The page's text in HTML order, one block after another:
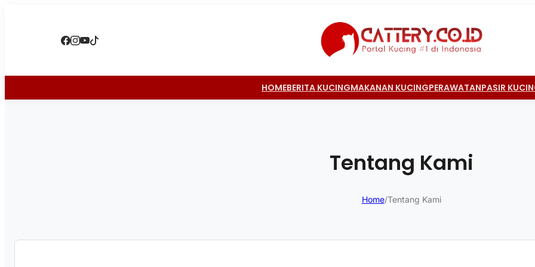
HOMEBERITA KUCINGMAKANAN KUCINGPERAWATANPASIR
Tentang Kami
Home/Tentang Kami